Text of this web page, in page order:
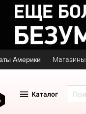
Америки Магазины
Каталог